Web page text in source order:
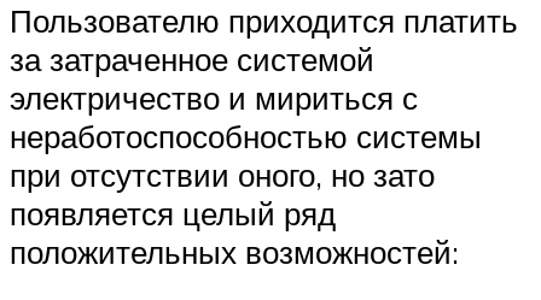
Пользователю приходится платить
за затраченное системой
электричество и мириться с
неработоспособностью системы
при отсутствии оного, но зато
появляется целый ряд
положительных возможностей: